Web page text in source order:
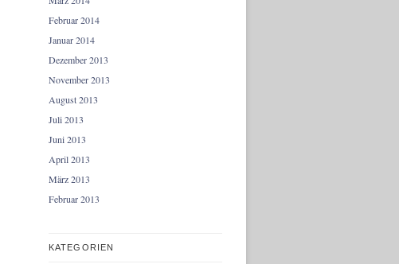
Februar 2014
Januar 2014
Dezember 2013
November 2013
August 2013
Juli 2013
Juni 2013
April 2013
März 2013
Februar 2013
KATEGORIEN